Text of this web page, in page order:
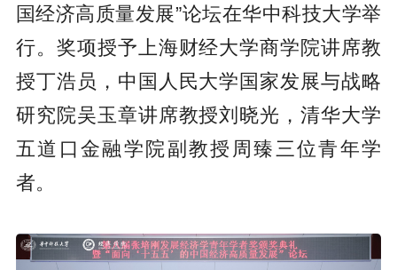
国经济高质量发展”论坛在华中科技大学举
行。奖项授予上海财经大学商学院讲席教
授丁浩员，中国人民大学国家发展与战略
研究院吴玉章讲席教授刘晓光，清华大学
五道口金融学院副教授周臻三位青年学
者。